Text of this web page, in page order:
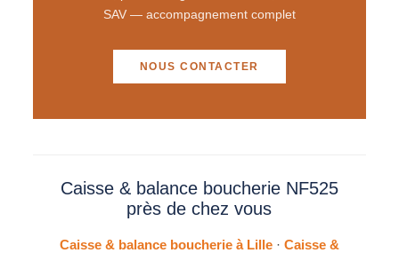
SAV — accompagnement complet
NOUS CONTACTER
Caisse & balance boucherie NF525
près de chez vous
Caisse & balance boucherie à Lille· Caisse &